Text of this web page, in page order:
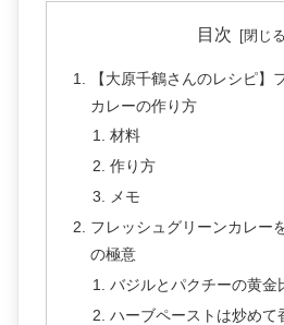
目次
【大原千鶴さんのレシピ】
カレーの作り方
材料
作り方
メモ
フレッシュグリーンカレー
の極意
バジルとパクチーの黄金
ハーブペーストは炒めて